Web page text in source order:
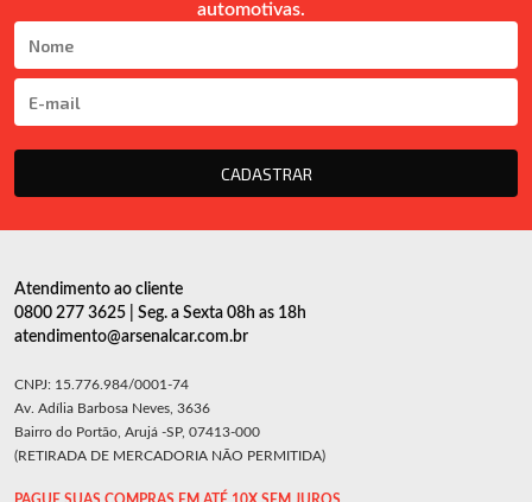
automotivas.
CADASTRAR
Atendimento ao cliente
0800 277 3625 | Seg. a Sexta 08h as 18h
atendimento@arsenalcar.com.br
CNPJ: 15.776.984/0001-74
Av. Adília Barbosa Neves, 3636
Bairro do Portão, Arujá -SP, 07413-000
(RETIRADA DE MERCADORIA NÃO PERMITIDA)